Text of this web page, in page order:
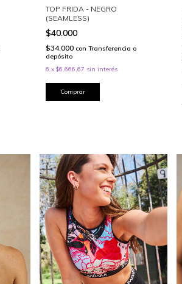
TOP FRIDA - NEGRO
(SEAMLESS)
$40.000
$34.000 con Transferencia o
depósito
6 x $6.666,67 sin interés
Comprar